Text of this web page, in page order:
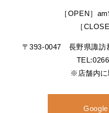
［OPEN］
［
〒393-0047 長野県諏訪
※店舗内に